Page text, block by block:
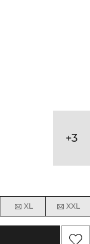
+3
XL XXL